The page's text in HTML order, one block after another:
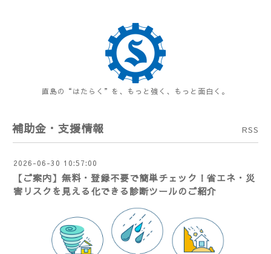
直島の“はたらく”を、もっと強く、もっと面白く。
補助金・支援情報 RSS
2026-06-30 10:57:00
【ご案内】無料・登録不要で簡単チェック！省エネ・災
害リスクを見える化できる診断ツールのご紹介